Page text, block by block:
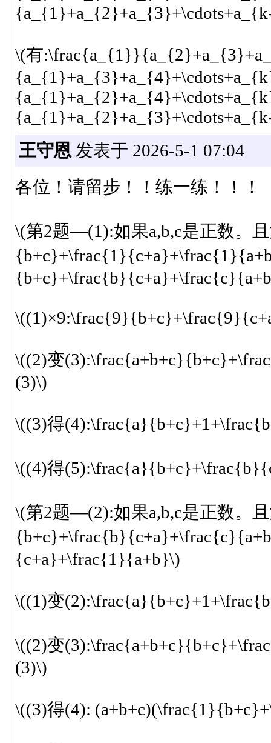
\(有
王守恩 发表于 2026-5-1 07:04
各位！请留步！！练一练！！！
\(第2题—(1):如果a,b,c是正数。
\((2)变
(3)\)
\((3)得
\((4)得
\(第2题—(2):如果a,b,c是正数。
{c+a}+\frac{1}{a+b}\)
\((1)变
\((2)变
(3)\)
\((3)得(4):